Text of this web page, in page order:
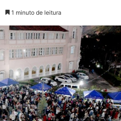
1 minuto de leitura